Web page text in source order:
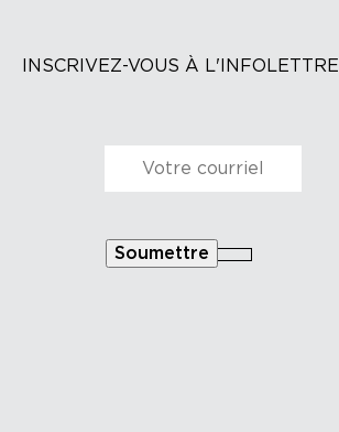
INSCRIVEZ-VOUS À L'INFOLETTRE
Courriel *
Soumettre